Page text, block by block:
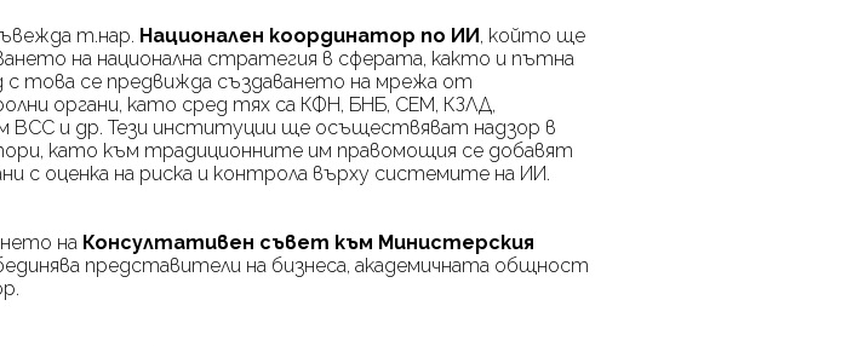
т.нар. Национален координатор по ИИ, който ще
на национална стратегия в сферата, както и пътна
с това се предвижда създаването на мрежа от
органи, като сред тях са КФН, БНБ, СЕМ, КЗЛД,
и др. Тези институции ще осъществяват надзор в
като към традиционните им правомощия се добавят
с оценка на риска и контрола върху системите на ИИ.
на Консултативен съвет към Министерския
представители на бизнеса, академичната общност